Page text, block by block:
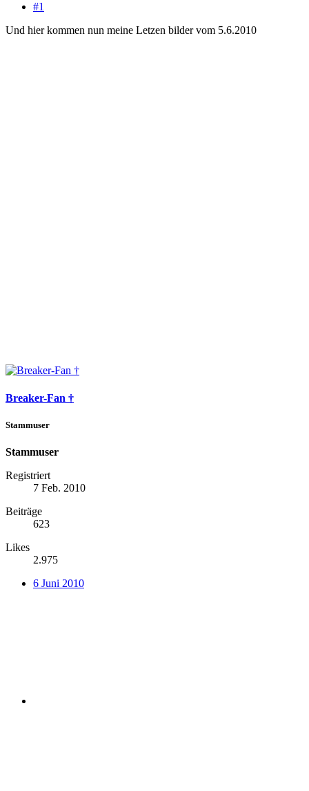
#1
Und hier kommen nun meine Letzen bilder vom 5.6.2010
Breaker-Fan †
Stammuser
Stammuser
Registriert
7 Feb. 2010
Beiträge
623
Likes
2.975
6 Juni 2010